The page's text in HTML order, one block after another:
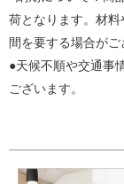
荷となります。材
間を要する場合がご
●天候不順や交通事
ございます。